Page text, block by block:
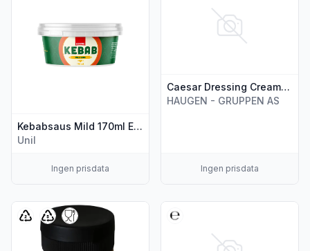
Kebabsaus Mild 170ml Eldorado
Unil
Ingen prisdata
Caesar Dressing Creamy 267ml Kens
HAUGEN - GRUPPEN AS
Ingen prisdata
Vis flere detaljer for produktet "Kebabdressing Mild, 300 ml"
Vis flere detaljer for